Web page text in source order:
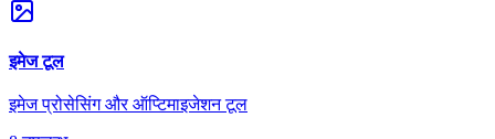
इमेज टूल
इमेज प्रोसेसिंग और ऑप्टिमाइजेशन टूल